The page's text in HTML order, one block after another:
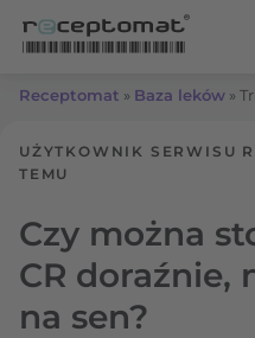
Receptomat » Baza leków »
UŻYTKOWNIK SERWISU
TEMU
Czy można
CR doraźnie,
na sen?